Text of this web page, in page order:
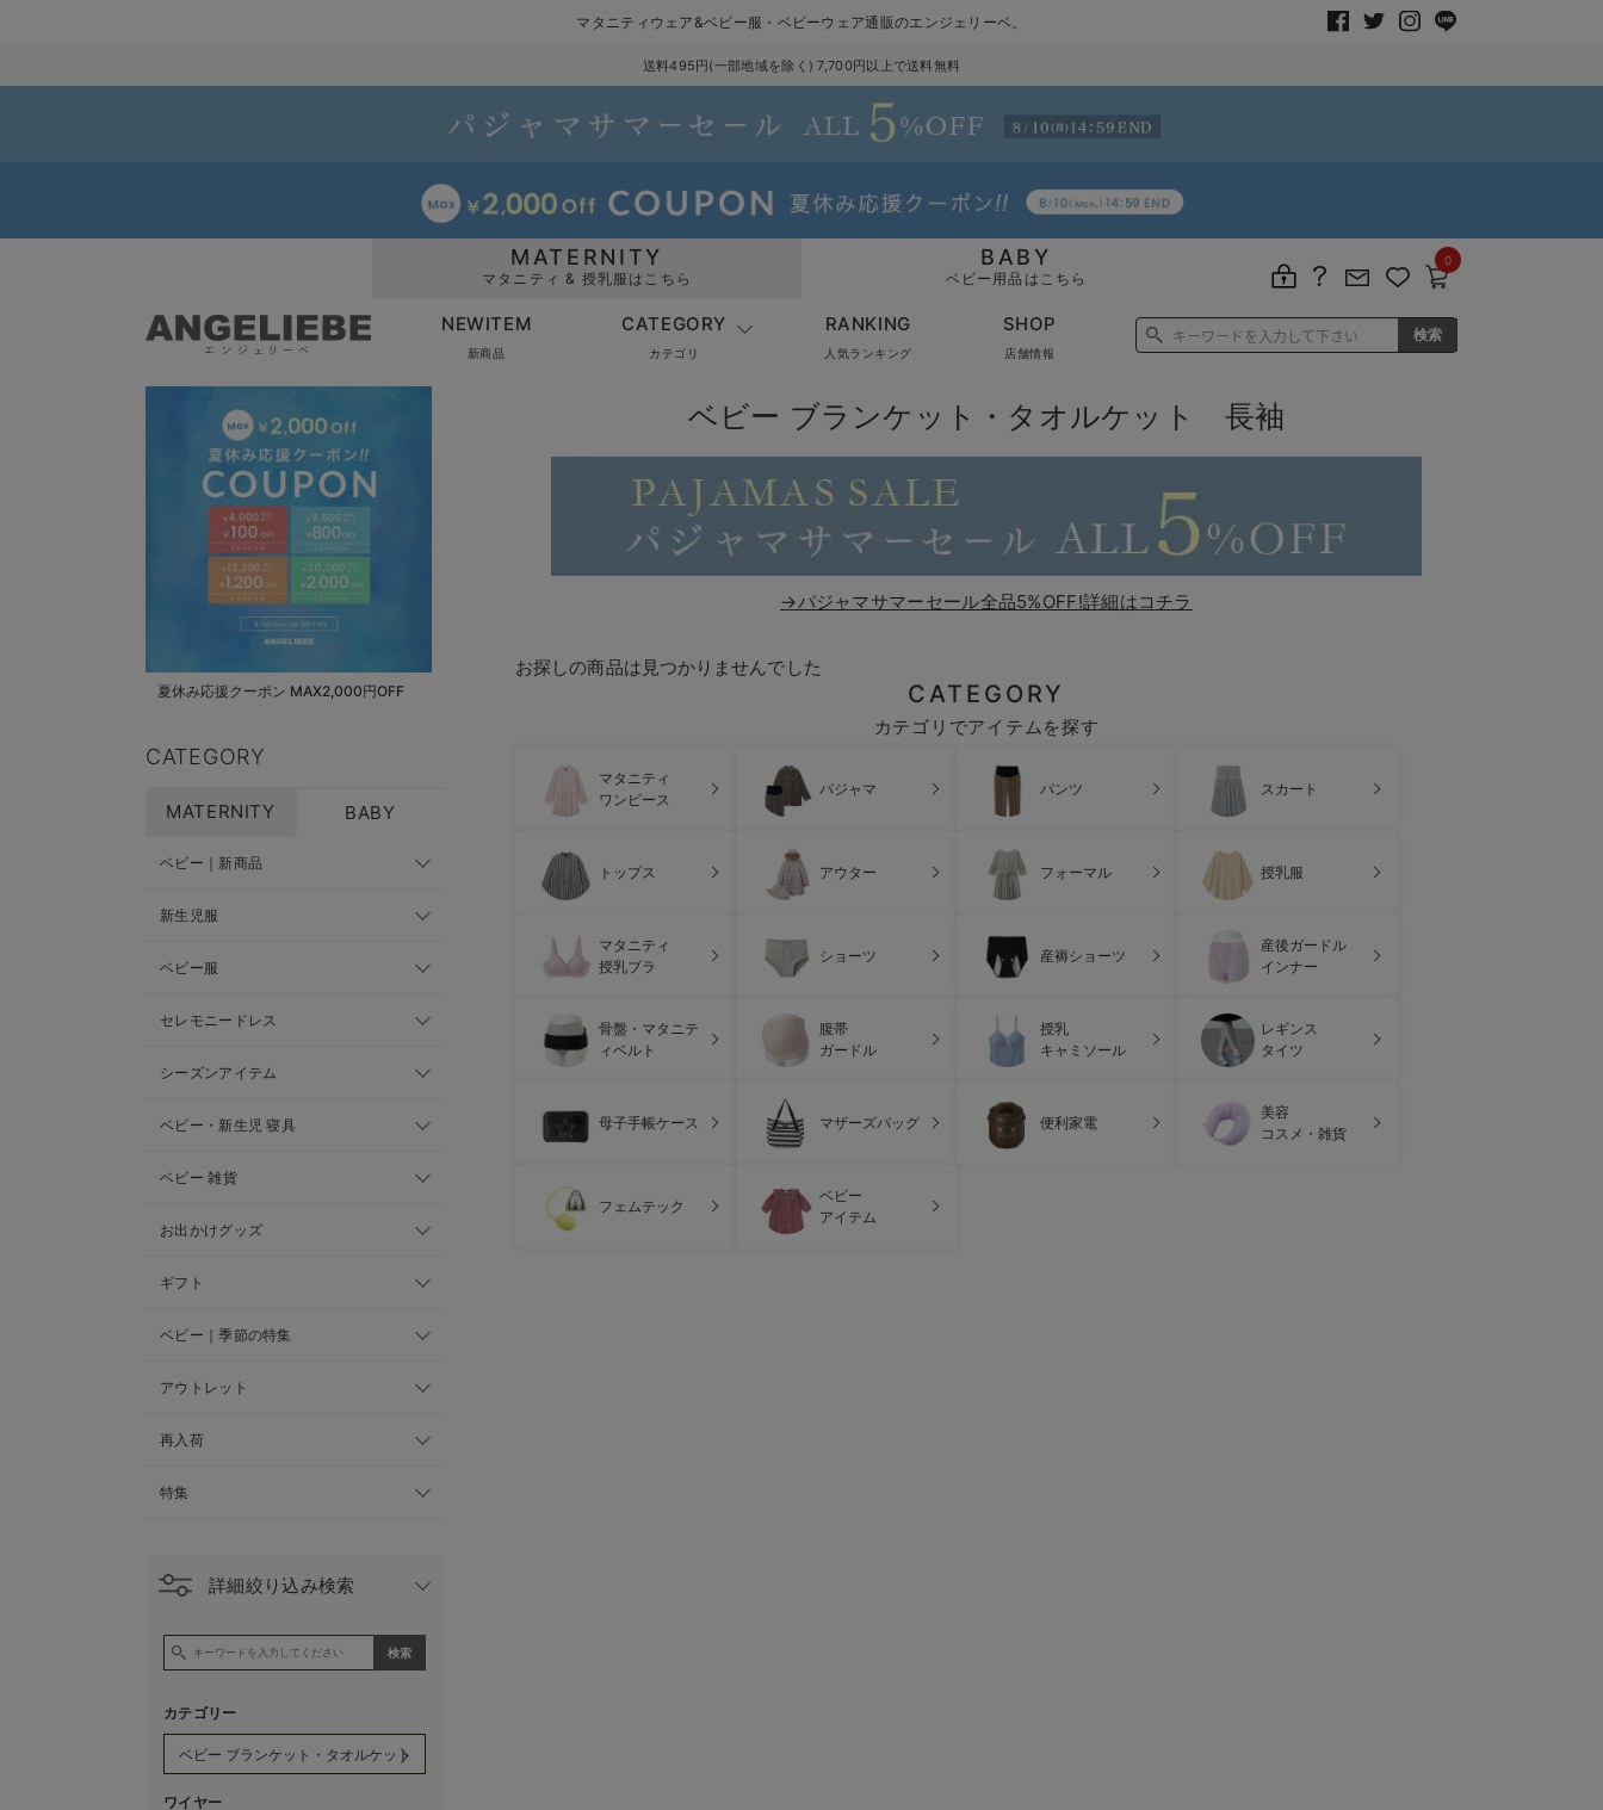
マタニティウェア&ベビー服・ベビーウェア通販のエンジェリーベ。
送料495円(一部地域を除く) 7,700円以上で送料無料
MATERNITY
マタニティ & 授乳服はこちら
BABY
ベビー用品はこちら
0
NEWITEM
新商品
CATEGORY
カテゴリ
RANKING
人気ランキング
SHOP
店舗情報
夏休み応援クーポン MAX2,000円OFF
CATEGORY
MATERNITY BABY
ベビー｜新商品
新生児服
ベビー服
セレモニードレス
シーズンアイテム
ベビー・新生児 寝具
ベビー 雑貨
お出かけグッズ
ギフト
ベビー｜季節の特集
アウトレット
再入荷
特集
詳細絞り込み検索
カテゴリー
ワイヤー
ベビー ブランケット・タオルケット 長袖
→パジャマサマーセール全品5%OFF!詳細はコチラ
お探しの商品は見つかりませんでした
CATEGORY
カテゴリでアイテムを探す
マタニティ
ワンピース
パジャマ パンツ スカート
トップス アウター フォーマル 授乳服
マタニティ
授乳ブラ
ショーツ 産褥ショーツ
産後ガードル
インナー
骨盤・マタニテ
ィベルト
腹帯
ガードル
授乳
キャミソール
レギンス
タイツ
母子手帳ケース マザーズバッグ 便利家電
美容
コスメ・雑貨
フェムテック
ベビー
アイテム